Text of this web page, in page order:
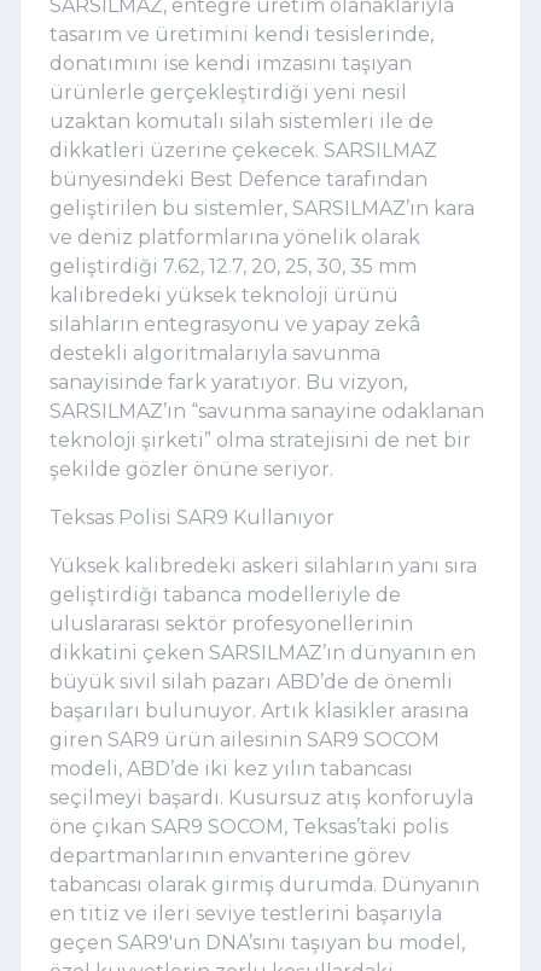
SARSILMAZ, entegre üretim olanaklarıyla
tasarım ve üretimini kendi tesislerinde,
donatımını ise kendi imzasını taşıyan
ürünlerle gerçekleştirdiği yeni nesil
uzaktan komutalı silah sistemleri ile de
dikkatleri üzerine çekecek. SARSILMAZ
bünyesindeki Best Defence tarafından
geliştirilen bu sistemler, SARSILMAZ’ın kara
ve deniz platformlarına yönelik olarak
geliştirdiği 7.62, 12.7, 20, 25, 30, 35 mm
kalibredeki yüksek teknoloji ürünü
silahların entegrasyonu ve yapay zekâ
destekli algoritmalarıyla savunma
sanayisinde fark yaratıyor. Bu vizyon,
SARSILMAZ’ın “savunma sanayine odaklanan
teknoloji şirketi” olma stratejisini de net bir
şekilde gözler önüne seriyor.
Teksas Polisi SAR9 Kullanıyor
Yüksek kalibredeki askeri silahların yanı sıra
geliştirdiği tabanca modelleriyle de
uluslararası sektör profesyonellerinin
dikkatini çeken SARSILMAZ’ın dünyanın en
büyük sivil silah pazarı ABD’de de önemli
başarıları bulunuyor. Artık klasikler arasına
giren SAR9 ürün ailesinin SAR9 SOCOM
modeli, ABD’de iki kez yılın tabancası
seçilmeyi başardı. Kusursuz atış konforuyla
öne çıkan SAR9 SOCOM, Teksas’taki polis
departmanlarının envanterine görev
tabancası olarak girmiş durumda. Dünyanın
en titiz ve ileri seviye testlerini başarıyla
geçen SAR9'un DNA’sını taşıyan bu model,